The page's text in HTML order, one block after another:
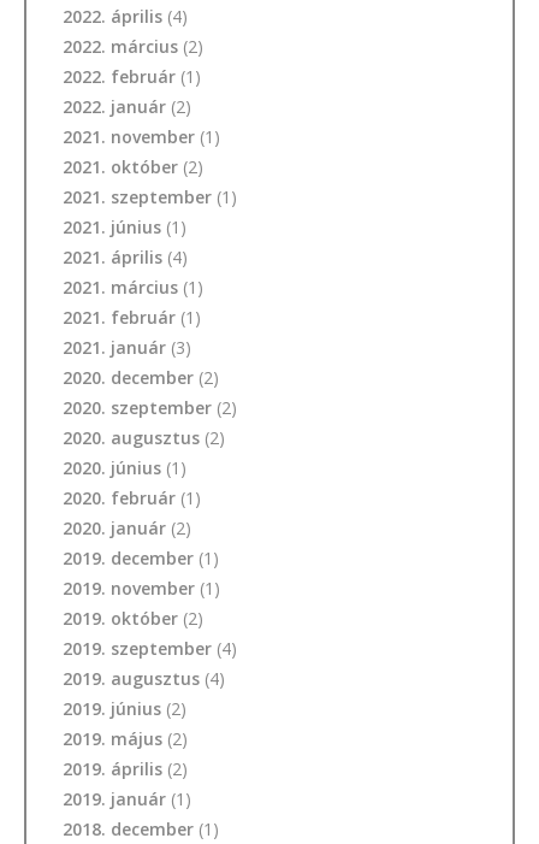
2022. április (4)
2022. március (2)
2022. február (1)
2022. január (2)
2021. november (1)
2021. október (2)
2021. szeptember (1)
2021. június (1)
2021. április (4)
2021. március (1)
2021. február (1)
2021. január (3)
2020. december (2)
2020. szeptember (2)
2020. augusztus (2)
2020. június (1)
2020. február (1)
2020. január (2)
2019. december (1)
2019. november (1)
2019. október (2)
2019. szeptember (4)
2019. augusztus (4)
2019. június (2)
2019. május (2)
2019. április (2)
2019. január (1)
2018. december (1)